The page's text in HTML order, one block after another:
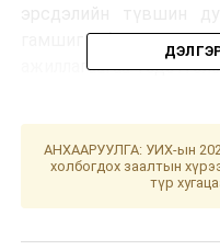
гамшиг бүр дээр
ажиллагаагаа
2868
ДАРААХ МЭДЭЭ
Шатрын дэлхийн
АНХААРУУЛГА: УИХ-ын
холбогдох заалтын
түр